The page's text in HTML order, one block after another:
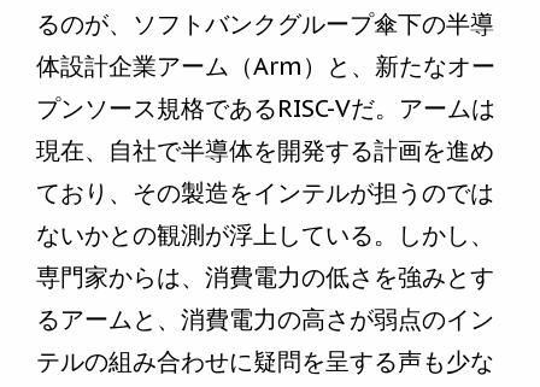
るのが、ソフトバンクグループ傘下の半導
体設計企業アーム（Arm）と、新たなオー
プンソース規格であるRISC-Vだ。アームは
現在、自社で半導体を開発する計画を進め
ており、その製造をインテルが担うのでは
ないかとの観測が浮上している。しかし、
専門家からは、消費電力の低さを強みとす
るアームと、消費電力の高さが弱点のイン
テルの組み合わせに疑問を呈する声も少な